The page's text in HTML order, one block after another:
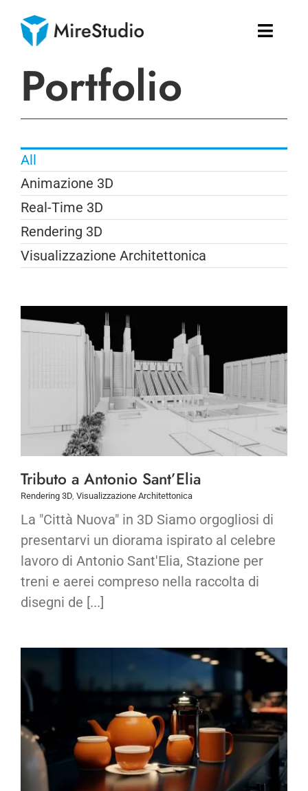
contenuto
Toggle
Home
L’azienda
Portfolio
Edu
CERCA
PER:
Portfolio
All
Animazione 3D
Real-Time 3D
Rendering 3D
Visualizzazione Architettonica
Tributo a Antonio Sant’Elia
Rendering 3D, Visualizzazione Architettonica
La "Città Nuova" in 3D Siamo orgogliosi di
presentarvi un diorama ispirato al celebre
lavoro di Antonio Sant'Elia, Stazione per
treni e aerei compreso nella raccolta di
disegni de [...]